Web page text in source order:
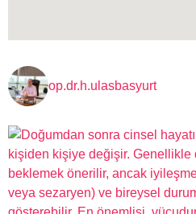
op.dr.h.ulasbasyurt